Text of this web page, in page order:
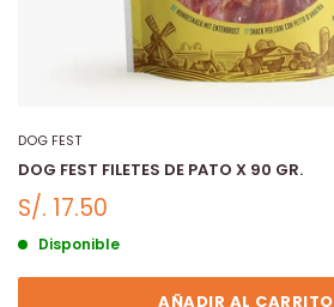
DOG FEST
DOG FEST FILETES DE PATO X 90 GR.
S/. 17.50
Disponible
AÑADIR AL CARRITO